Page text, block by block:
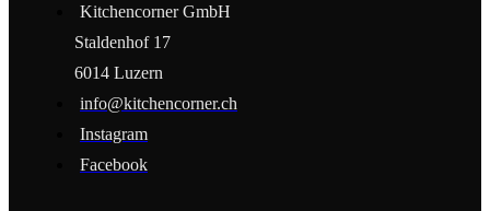
Kitchencorner GmbH
Staldenhof 17
6014 Luzern
info@kitchencorner.ch
Instagram
Facebook